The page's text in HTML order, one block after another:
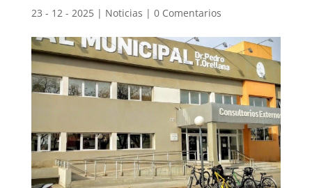
23 - 12 - 2025| Noticias | 0 Comentarios